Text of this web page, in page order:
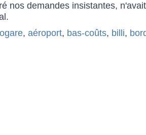
nos demandes insistantes,
, aéroport, bas-coûts, billi,